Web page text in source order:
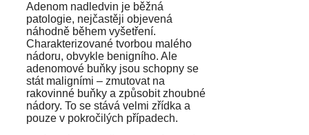
Adenom nadledvin je běžná
patologie, nejčastěji objevená
náhodně během vyšetření.
Charakterizované tvorbou malého
nádoru, obvykle benigního. Ale
adenomové buňky jsou schopny se
stát maligními – zmutovat na
rakovinné buňky a způsobit zhoubné
nádory. To se stává velmi zřídka a
pouze v pokročilých případech.